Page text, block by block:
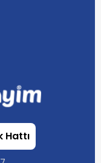
Hattı